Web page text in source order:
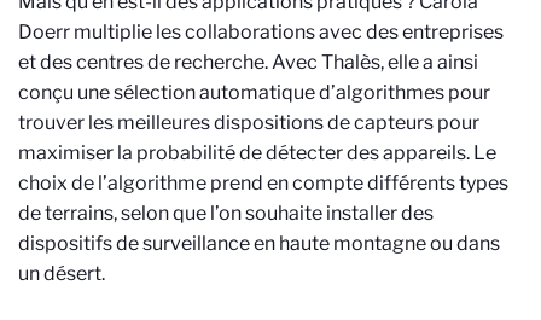
Doerr multiplie les collaborations avec des entreprises
et des centres de recherche. Avec Thalès, elle a ainsi
conçu une sélection automatique d’algorithmes pour
trouver les meilleures dispositions de capteurs pour
maximiser la probabilité de détecter des appareils. Le
choix de l’algorithme prend en compte différents types
de terrains, selon que l’on souhaite installer des
dispositifs de surveillance en haute montagne ou dans
un désert.